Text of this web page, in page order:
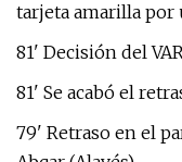
tarjeta amarilla por
81' Decisión del
81' Se acabó el
79' Retraso en el